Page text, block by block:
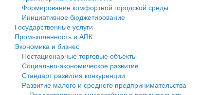
Государственные услуги
Промышленность и АПК
Экономика и бизнес
Символика
Устав
Гостям округа
Туризм
Культура
муниципального округа Тверской области
Администрация Кашинского муниципального округа
Тверской области
Управление сельскими территориями
Открытые данные
Финансовое управление
Бюджет для граждан
Имущество
Выявление правообладателей ранее учтенных
объектов недвижимости
Формирование комфортной городской среды
Инициативное бюджетирование
Государственные услуги
Промышленность и АПК
Экономика и бизнес
Нестационарные торговые объекты
Социально-экономическое развитие
Стандарт развития конкуренции
Развитие малого и среднего предпринимательства